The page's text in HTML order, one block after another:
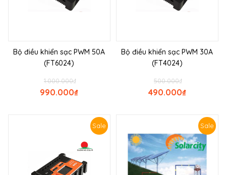
Bộ điều khiển sạc PWM 50A
(FT6024)
₫
1.000.000
₫
990.000
Bộ điều khiển sạc PWM 30A
(FT4024)
₫
500.000
₫
490.000
Sale Sale